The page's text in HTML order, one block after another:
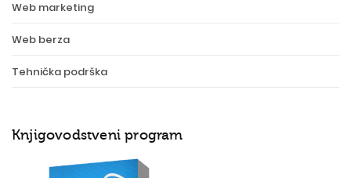
Web marketing
Web berza
Tehnička podrška
Knjigovodstveni program